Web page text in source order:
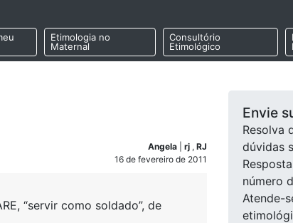
Etimologia no
Maternal
Consultório
Etimológico
Angela rj , RJ
16 de fevereiro de 2011
“servir como soldado”, de
Envie
Resolva
dúvidas
número
Atende-